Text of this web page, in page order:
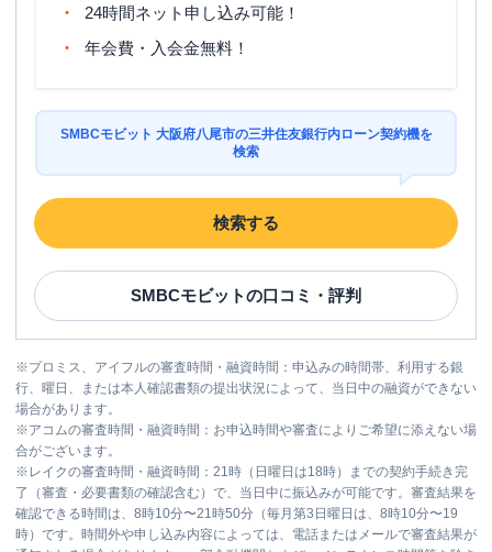
24時間ネット申し込み可能！
年会費・入会金無料！
SMBCモビット 大阪府八尾市の三井住友銀行内ローン契約機を
検索
検索する
SMBCモビットの口コミ・評判
※プロミス、アイフルの審査時間・融資時間：申込みの時間帯、利用する銀
行、曜日、または本人確認書類の提出状況によって、当日中の融資ができない
場合があります。
※アコムの審査時間・融資時間：お申込時間や審査によりご希望に添えない場
合がございます。
※ レイクの審査時間・融資時間：21時（日曜日は18時）までの契約手続き完
了（審査・必要書類の確認含む）で、当日中に振込みが可能です。審査結果を
確認できる時間は、8時10分〜21時50分（毎月第3日曜日は、8時10分〜19
時）です。時間外や申し込み内容によっては、電話またはメールで審査結果が